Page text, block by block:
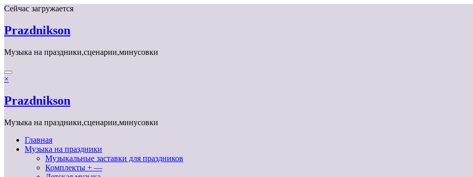
Перейти
содержимому
Сейчас загружается
Prazdnikson
Музыка на праздники,сценарии,минусовки
×
Prazdnikson
Музыка на праздники,сценарии,минусовки
Главная
Музыка на праздники
Музыкальные заставки для праздников
Комплекты + —